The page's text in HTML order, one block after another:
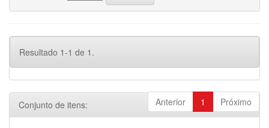
Resultado 1-1 de 1.
Anterior 1 Próximo
Conjunto de itens: